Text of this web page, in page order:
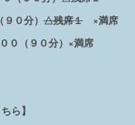
０分） △残席１ ×満席
０（９０分）×満席
ら】